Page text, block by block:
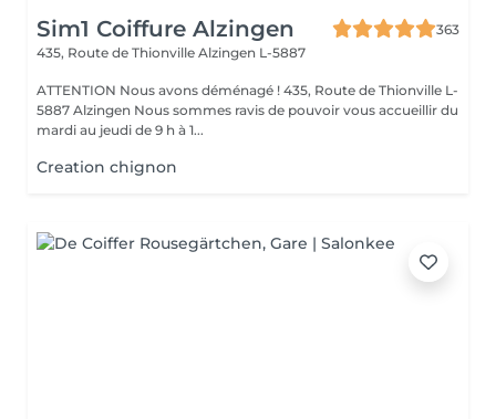
Sim1 Coiffure Alzingen
363
435, Route de Thionville Alzingen L-5887
ATTENTION Nous avons déménagé ! 435, Route de Thionville L-
5887 Alzingen Nous sommes ravis de pouvoir vous accueillir du
mardi au jeudi de 9 h à 1...
Creation chignon